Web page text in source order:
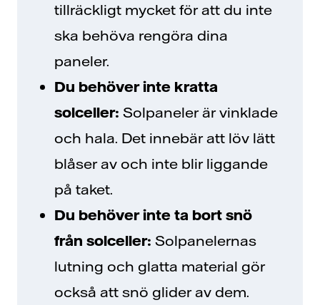
tillräckligt mycket för att du inte
ska behöva rengöra dina
paneler.
Du behöver inte kratta
solceller: Solpaneler är vinklade
och hala. Det innebär att löv lätt
blåser av och inte blir liggande
på taket.
Du behöver inte ta bort snö
från solceller: Solpanelernas
lutning och glatta material gör
också att snö glider av dem.